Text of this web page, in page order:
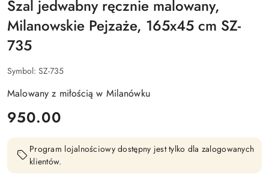
Szal jedwabny ręcznie malowany,
Milanowskie Pejzaże, 165x45 cm SZ-
735
Symbol: SZ-735
Malowany z miłością w Milanówku
cena:
950.00
Program lojalnościowy dostępny jest tylko dla zalogowanych
klientów.